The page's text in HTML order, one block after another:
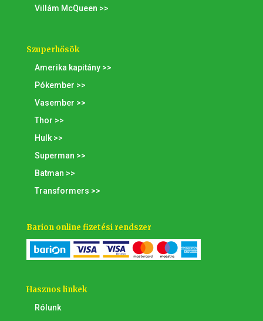
Villám McQueen >>
Szuperhősök
Amerika kapitány >>
Pókember >>
Vasember >>
Thor >>
Hulk >>
Superman >>
Batman >>
Transformers >>
Barion online fizetési rendszer
Hasznos linkek
Rólunk